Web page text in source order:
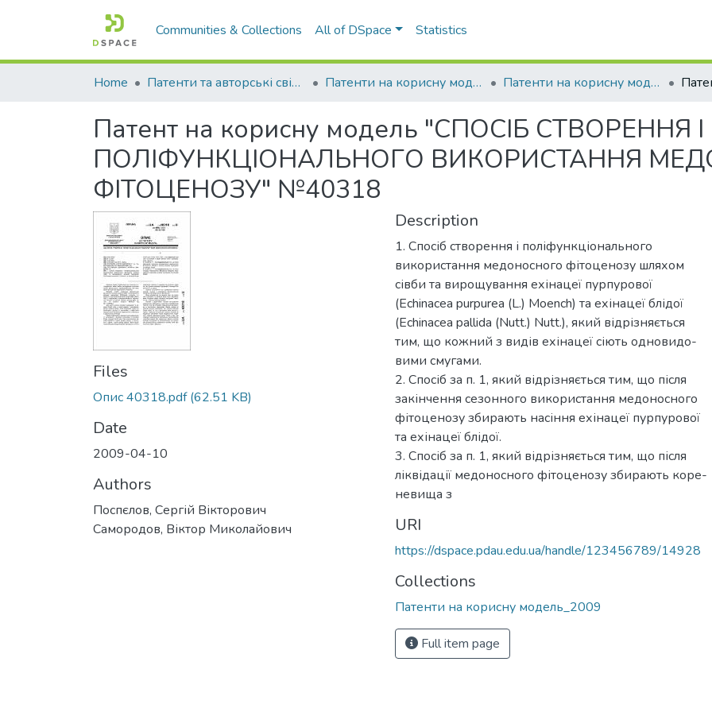
Communities & Collections All of DSpace Statistics
Home Патенти та авторські свідоцтва Патенти на корисну модель Патенти на корисну модель_2009
Патент на корисну модель "СПОСІБ СТВОРЕННЯ І
ПОЛІФУНКЦІОНАЛЬНОГО ВИКОРИСТАННЯ
ФІТОЦЕНОЗУ" №40318
Files
Опис 40318.pdf(62.51 KB)
Date
2009-04-10
Authors
Поспєлов, Сергій Вікторович
Самородов, Віктор Миколайович
Description
1. Спосіб створення і поліфункціонального
використання медоносного фітоценозу шляхом
сівби та вирощування ехінацеї пурпурової
(Echinacea purpurea (L.) Moench) та ехінацеї блідої
(Echinacea pallida (Nutt.) Nutt.), який відрізняється
тим, що кожний з видів ехінацеї сіють одновидо-
вими смугами.
2. Спосіб за п. 1, який відрізняється тим, що після
закінчення сезонного використання медоносного
фітоценозу збирають насіння ехінацеї пурпурової
та ехінацеї блідої.
3. Спосіб за п. 1, який відрізняється тим, що після
ліквідації медоносного фітоценозу збирають коре-
невища з
URI
https://dspace.pdau.edu.ua/handle/123456789/14928
Collections
Патенти на корисну модель_2009
Full item page